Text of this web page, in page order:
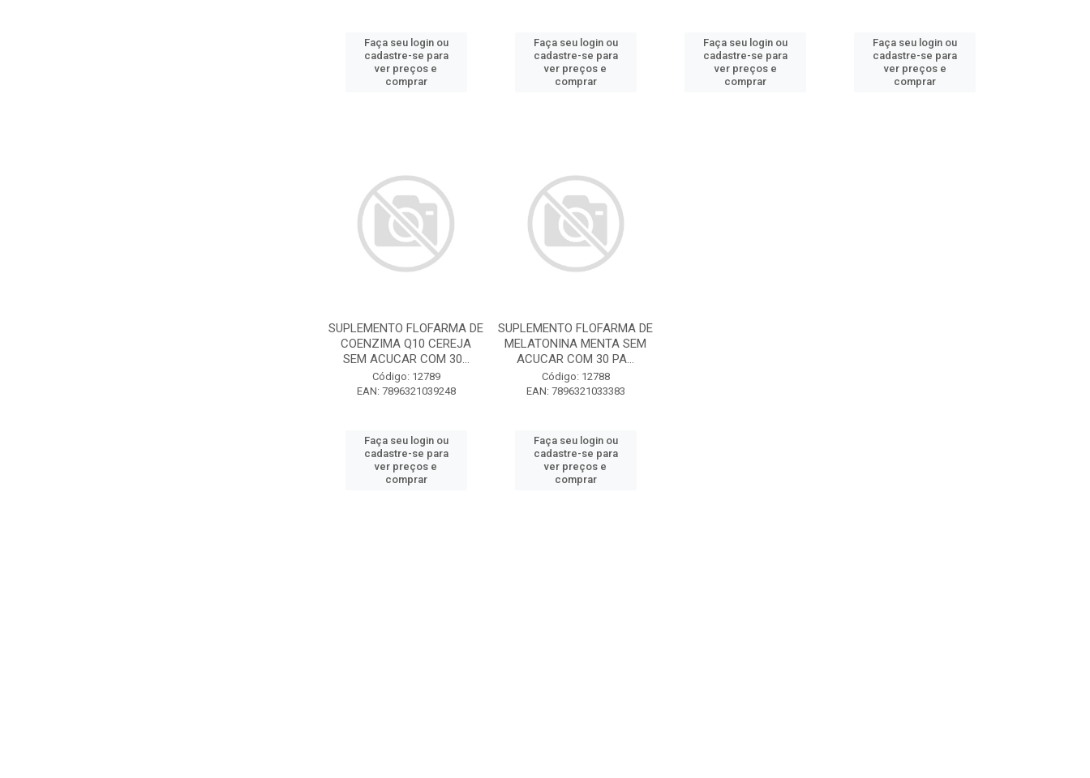
Faça seu login ou
cadastre-se para
ver preços e
comprar
Faça seu login ou
cadastre-se para
ver preços e
comprar
Faça seu login ou
cadastre-se para
ver preços e
comprar
Faça seu login ou
cadastre-se para
ver preços e
comprar
SUPLEMENTO FLOFARMA DE
COENZIMA Q10 CEREJA
SEM ACUCAR COM 30...
Código: 12789
EAN: 7896321039248
Faça seu login ou
cadastre-se para
ver preços e
comprar
SUPLEMENTO FLOFARMA DE
MELATONINA MENTA SEM
ACUCAR COM 30 PA...
Código: 12788
EAN: 7896321033383
Faça seu login ou
cadastre-se para
ver preços e
comprar